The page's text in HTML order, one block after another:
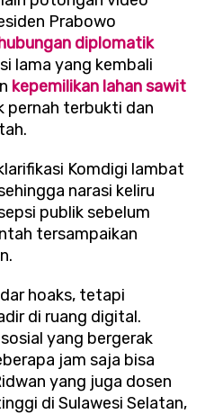
Prabowo
diplomatik
lama yang kembali
kepemilikan lahan sawit
pernah terbukti dan
Komdigi lambat
narasi keliru
publik sebelum
tersampaikan
hoaks, tetapi
di ruang digital.
yang bergerak
jam saja bisa
yang juga dosen
di Sulawesi Selatan,